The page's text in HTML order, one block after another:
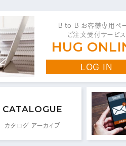
TEL：
TEL：
B to B お客様専用ペ
ご注文受付サービス
HUG
LOG IN
CATALOGUE
カタログ アーカイブ